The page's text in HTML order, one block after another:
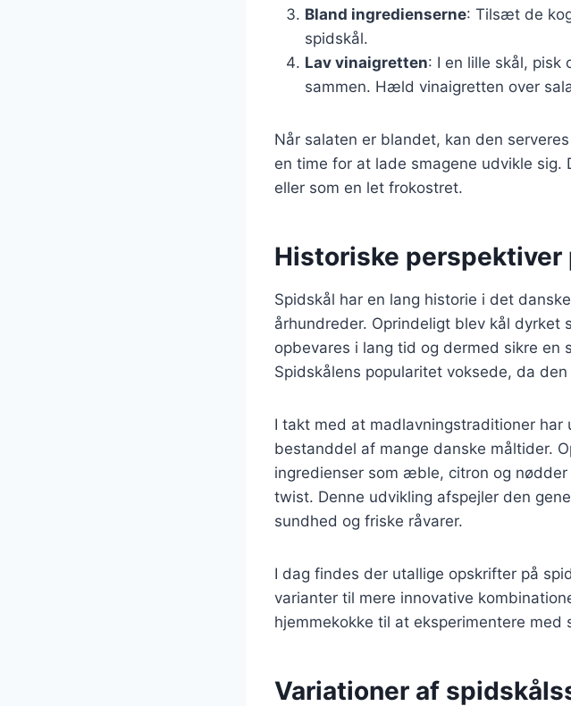
Bland ingredienserne: Tilsæt de
spidskål.
Lav vinaigretten: I en lille skål,
sammen. Hæld vinaigretten over
Når salaten er blandet, kan den
en time for at lade smagene udvikle
eller som en let frokostret.
Historiske perspektiver
Spidskål har en lang historie i det
århundreder. Oprindeligt blev kål dyrket
opbevares i lang tid og dermed sikre en
Spidskålens popularitet voksede, da
I takt med at madlavningstraditioner
bestanddel af mange danske måltider.
ingredienser som æble, citron og
twist. Denne udvikling afspejler den
sundhed og friske råvarer.
I dag findes der utallige opskrifter på
varianter til mere innovative
hjemmekokke til at eksperimentere med
Variationer af